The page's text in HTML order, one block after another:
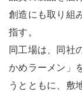
創造にも取り組
指す。
同工場は、同社
かめラーメン」
うとともに、敷